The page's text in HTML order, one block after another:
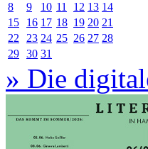
8
9 10 11 12 13 14
15
16 17 18 19 20 21
22
23 24 25 26 27 28
29 30 31
» Die